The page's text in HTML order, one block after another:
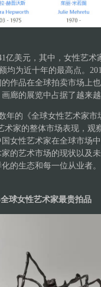
亿美元，其中，女性艺术
均为近十年的最高点。
作品在全球拍卖市场上
廊的展览中占据了越来越
年的《全球女性艺术家
术家的整体市场表现，观
女性艺术家在全球市场
的艺术市场的现状以及
的生态和每一位从业者。
全球女性艺术家最贵拍品